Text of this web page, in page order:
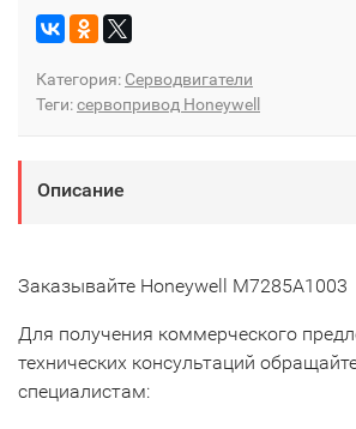
Категория: Серводвигатели
Теги:сервопривод Honeywell
Описание
Заказывайте Honeywell M7285A1003
Для получения коммерческого
технических консультаций
специалистам: